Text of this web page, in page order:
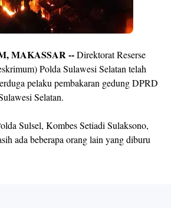
MAKASSAR --Direktorat Reserse
Polda Sulawesi Selatan telah
pelaku pembakaran gedung DPRD
Selatan.
Sulsel, Kombes Setiadi Sulaksono,
ada beberapa orang lain yang diburu